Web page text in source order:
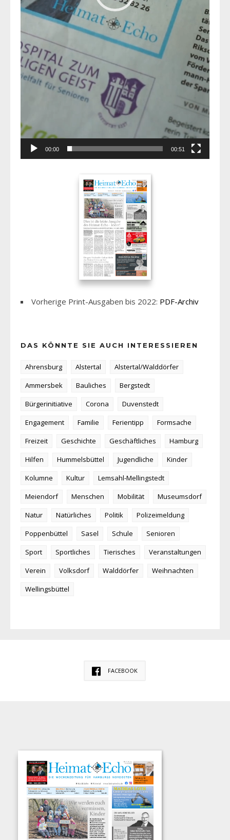
00:00 00:51
Vorherige Print-Ausgaben bis 2022: PDF-Archiv
DAS KÖNNTE SIE AUCH INTERESSIEREN
Ahrensburg Alstertal
Alstertal/Walddörfer
Ammersbek
Bauliches
Bergstedt
Bürgerinitiative
Corona
Duvenstedt
Engagement
Familie Ferientipp
Formsache
Freizeit
Geschichte Geschäftliches
Hamburg
Hilfen
Hummelsbüttel Jugendliche
Kinder
Kolumne
Kultur
Lemsahl-Mellingstedt
Meiendorf
Menschen Mobilität
Museumsdorf
Natur
Natürliches Politik
Polizeimeldung
Poppenbüttel
Sasel Schule
Senioren
Sport
Sportliches Tierisches
Veranstaltungen
Verein
Volksdorf Walddörfer
Weihnachten
Wellingsbüttel
FACEBOOK